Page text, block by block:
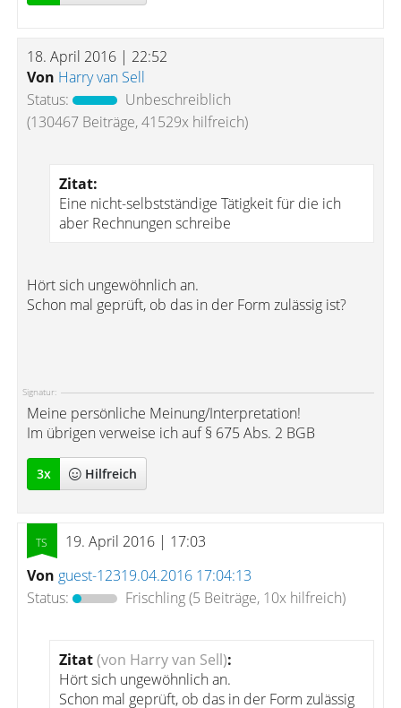
18. April 2016 | 22:52
Von Harry van Sell
Status:
Unbeschreiblich
(130467 Beiträge, 41529x hilfreich)
Zitat:
Eine nicht-selbstständige Tätigkeit für die ich
aber Rechnungen schreibe
Hört sich ungewöhnlich an.
Schon mal geprüft, ob das in der Form zulässig ist?
Signatur:
Meine persönliche Meinung/Interpretation!
Im übrigen verweise ich auf § 675 Abs. 2 BGB
3x Hilfreich
19. April 2016 | 17:03
Von guest-12319.04.2016 17:04:13
Status:
Frischling(5 Beiträge, 10x hilfreich)
Zitat(von Harry van Sell):
Hört sich ungewöhnlich an.
Schon mal geprüft, ob das in der Form zulässig